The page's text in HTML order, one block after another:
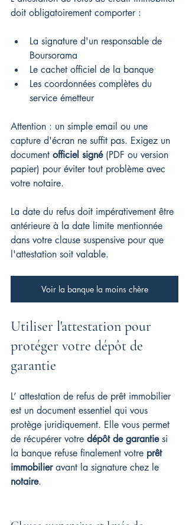
doit obligatoirement comporter :
La signature d'un responsable de
Boursorama
Le cachet officiel de la banque
Les coordonnées complètes du
service émetteur
Attention : un simple email ou une
capture d'écran ne suffit pas. Exigez un
document officiel signé (PDF ou version
papier) pour éviter tout problème avec
votre notaire.
La date du refus doit impérativement être
antérieure à la date limite mentionnée
dans votre clause suspensive pour que
l'attestation soit valable.
Voir la banque la moins chère
Utiliser l'attestation pour
protéger votre dépôt de
garantie
L’ attestation de refus de prêt immobilier
est un document essentiel qui vous
protège juridiquement. Elle vous permet
de récupérer votre dépôt de garantie si
la banque refuse finalement votre prêt
immobilier avant la signature chez le
notaire.